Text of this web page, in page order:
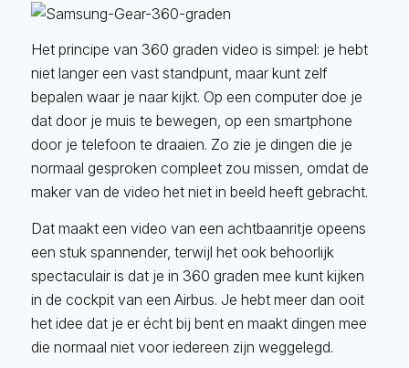
Het principe van 360 graden video is simpel: je hebt
niet langer een vast standpunt, maar kunt zelf
bepalen waar je naar kijkt. Op een computer doe je
dat door je muis te bewegen, op een smartphone
door je telefoon te draaien. Zo zie je dingen die je
normaal gesproken compleet zou missen, omdat de
maker van de video het niet in beeld heeft gebracht.
Dat maakt een video van een achtbaanritje opeens
een stuk spannender, terwijl het ook behoorlijk
spectaculair is dat je in 360 graden mee kunt kijken
in de cockpit van een Airbus. Je hebt meer dan ooit
het idee dat je er écht bij bent en maakt dingen mee
die normaal niet voor iedereen zijn weggelegd.